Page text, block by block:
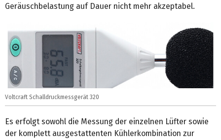
Geräuschbelastung auf Dauer nicht mehr akzeptabel.
Voltcraft Schalldruckmessgerät 320
Es erfolgt sowohl die Messung der einzelnen Lüfter sowie
der komplett ausgestattenten Kühlerkombination zur